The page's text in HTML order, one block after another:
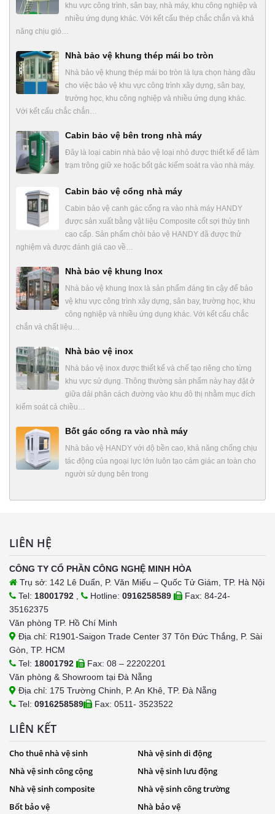
khu vực công trình, sân bay, nhà máy, khu công nghiệp và
nhiều ứng dụng khác. Với kết cấu thép chắc chắn và khả
năng chịu gió…
Nhà bảo vệ khung thép mái bo tròn
Nhà bảo vệ khung thép mái bo tròn là lựa chọn hàng đầu
cho việc bảo vệ khu vực công trình xây dựng, sân bay,
trường học, khu công nghiệp và nhiều ứng dụng khác.
Với kết cấu chắc chắn…
Cabin bảo vệ bên trong nhà máy
Đây là loại cabin nhà bảo vệ loại nhỏ được thiết kế để làm
trạm trông giữ xe hoặc bốt gác kiểm soát ra vào nhà máy.
Cabin bảo vệ cổng nhà máy
Cabin bảo vệ canh gác cổng ra vào nhà máy HANDY
được sản xuất bằng vật liệu Composite cốt sợi thủy tinh
cao cấp. Sản phẩm chòi bảo vệ HANDY đã được thử
nghiệm và được đánh giá cao về…
Nhà bảo vệ khung Inox
Nhà bảo vệ khung Inox là sản phẩm đáng tin cậy để bảo
vệ khu vực công trình xây dựng, sân bay, trường học, khu
công nghiệp và nhiều ứng dụng khác. Với kết cấu chắc
chắn và chất liệu…
Nhà bảo vệ inox
Nhà bảo vệ inox được thiết kế và chế tạo riêng cho từng
khu vực sử dụng. Thông thường sản phẩm này hay đặt ở
giữa dải phân cách đường vào khu đô thị nhằm mục đích
kiểm soát cả chiều…
Bốt gác cổng ra vào nhà máy
Nhà bảo vệ HANDY với độ bền cao, khả năng chống chịu
tác động của ngoại lực lớn luôn tạo cảm giác an toàn cho
người sử dụng bên trong
LIÊN HỆ
CÔNG TY CỔ PHẦN CÔNG NGHỆ MINH HÒA
Trụ sở: 142 Lê Duẩn, P. Văn Miếu – Quốc Tử Giám, TP. Hà Nội
Tel: 18001792 , Hotline: 0916258589
Fax: 84-24-
35162375
Văn phòng TP. Hồ Chí Minh
Địa chỉ: R1901-Saigon Trade Center 37 Tôn Đức Thắng, P. Sài
Gòn, TP. HCM
Tel: 18001792
Fax: 08 – 22202201
Văn phòng & Showroom tại Đà Nẵng
Địa chỉ: 175 Trường Chinh, P. An Khê, TP. Đà Nẵng
Tel: 0916258589 Fax: 0511- 3523522
LIÊN KẾT
Cho thuê nhà vệ sinh
Nhà vệ sinh di động
Nhà vệ sinh công cộng
Nhà vệ sinh lưu động
Nhà vệ sinh composite
Nhà vệ sinh công trường
Bốt bảo vệ
Nhà bảo vệ